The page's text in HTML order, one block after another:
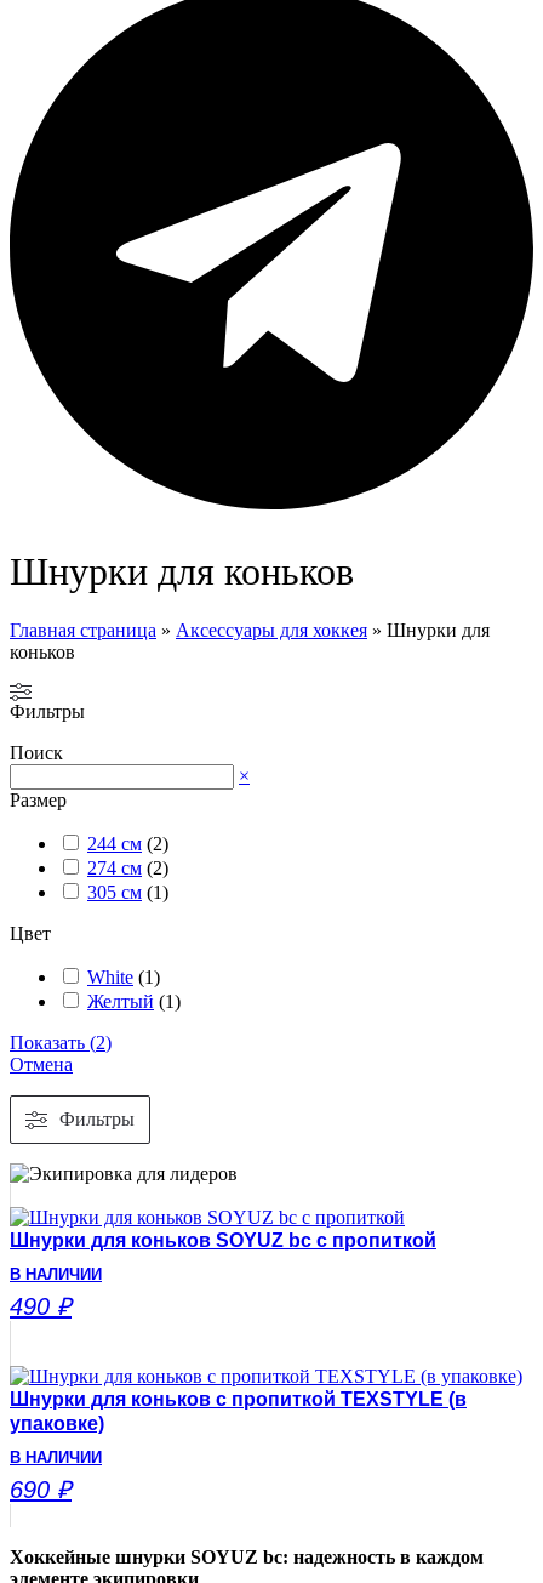
Шнурки для коньков
Главная страница » Аксессуары для хоккея » Шнурки для
коньков
Фильтры
Поиск
×
Размер
244 см (2)
274 см (2)
305 см (1)
Цвет
White (1)
Желтый (1)
Показать (2)
Отмена
Фильтры
Шнурки для коньков SOYUZ bc с пропиткой
В НАЛИЧИИ
490 ₽
Шнурки для коньков с пропиткой TEXSTYLE (в
упаковке)
В НАЛИЧИИ
690 ₽
Хоккейные шнурки SOYUZ bc: надежность в каждом